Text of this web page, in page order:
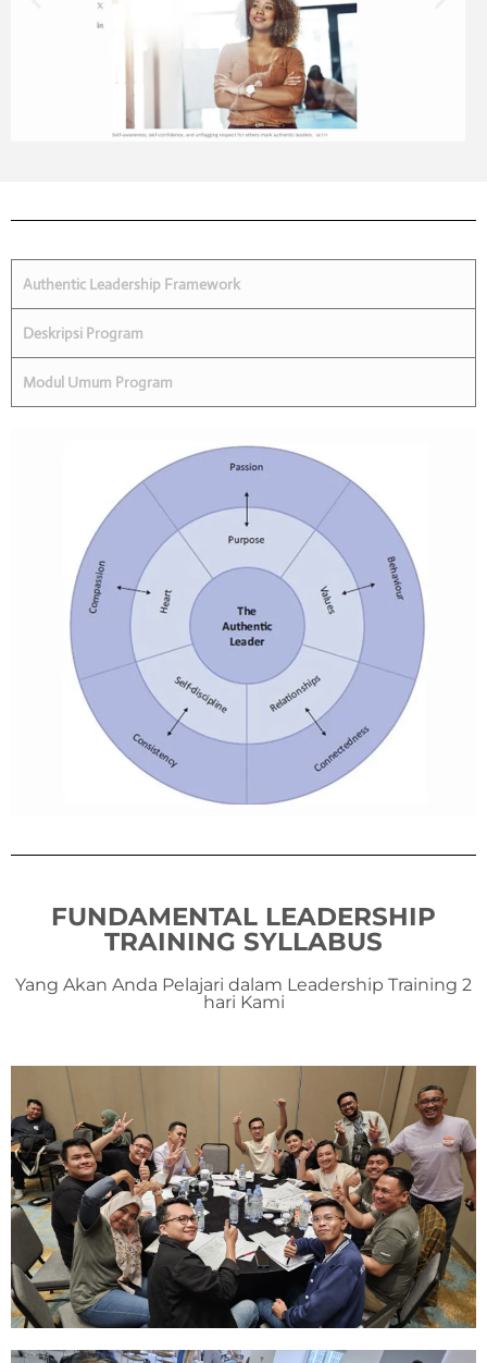
Authentic Leadership Framework
Deskripsi Program
Modul Umum Program
FUNDAMENTAL LEADERSHIP
TRAINING SYLLABUS
Yang Akan Anda Pelajari dalam Leadership Training 2
hari Kami